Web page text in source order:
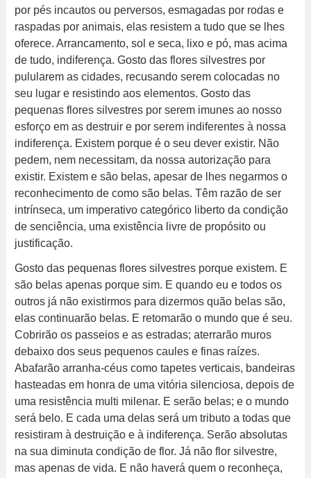
por pés incautos ou perversos, esmagadas por rodas e
raspadas por animais, elas resistem a tudo que se lhes
oferece. Arrancamento, sol e seca, lixo e pó, mas acima
de tudo, indiferença. Gosto das flores silvestres por
pulularem as cidades, recusando serem colocadas no
seu lugar e resistindo aos elementos. Gosto das
pequenas flores silvestres por serem imunes ao nosso
esforço em as destruir e por serem indiferentes à nossa
indiferença. Existem porque é o seu dever existir. Não
pedem, nem necessitam, da nossa autorização para
existir. Existem e são belas, apesar de lhes negarmos o
reconhecimento de como são belas. Têm razão de ser
intrínseca, um imperativo categórico liberto da condição
de senciência, uma existência livre de propósito ou
justificação.
Gosto das pequenas flores silvestres porque existem. E
são belas apenas porque sim. E quando eu e todos os
outros já não existirmos para dizermos quão belas são,
elas continuarão belas. E retomarão o mundo que é seu.
Cobrirão os passeios e as estradas; aterrarão muros
debaixo dos seus pequenos caules e finas raízes.
Abafarão arranha-céus como tapetes verticais, bandeiras
hasteadas em honra de uma vitória silenciosa, depois de
uma resistência multi milenar. E serão belas; e o mundo
será belo. E cada uma delas será um tributo a todas que
resistiram à destruição e à indiferença. Serão absolutas
na sua diminuta condição de flor. Já não flor silvestre,
mas apenas de vida. E não haverá quem o reconheça,